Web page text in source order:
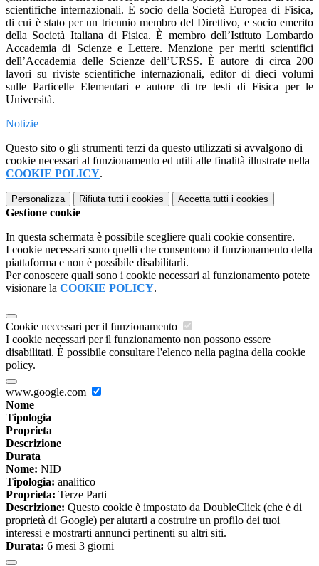
scientifiche internazionali. È socio della Società Europea di Fisica,
di cui è stato per un triennio membro del Direttivo, e socio emerito
della Società Italiana di Fisica. È membro dell’Istituto Lombardo
Accademia di Scienze e Lettere. Menzione per meriti scientifici
dell’Accademia delle Scienze dell’URSS. È autore di circa 200
lavori su riviste scientifiche internazionali, editor di dieci volumi
sulle Particelle Elementari e autore di tre testi di Fisica per le
Università.
Notizie
Questo sito o gli strumenti terzi da questo utilizzati si avvalgono di
cookie necessari al funzionamento ed utili alle finalità illustrate nella
COOKIE POLICY.
Personalizza Rifiuta tutti i cookies Accetta tutti i cookies
Gestione cookie
In questa schermata è possibile scegliere quali cookie consentire.
I cookie necessari sono quelli che consentono il funzionamento della
piattaforma e non è possibile disabilitarli.
Per conoscere quali sono i cookie necessari al funzionamento potete
visionare la COOKIE POLICY.
Cookie necessari per il funzionamento
I cookie necessari per il funzionamento non possono essere
disabilitati. È possibile consultare l'elenco nella pagina della cookie
policy.
www.google.com
Nome
Tipologia
Proprieta
Descrizione
Durata
Nome: NID
Tipologia: analitico
Proprieta: Terze Parti
Descrizione: Questo cookie è impostato da DoubleClick (che è di
proprietà di Google) per aiutarti a costruire un profilo dei tuoi
interessi e mostrarti annunci pertinenti su altri siti.
Durata: 6 mesi 3 giorni